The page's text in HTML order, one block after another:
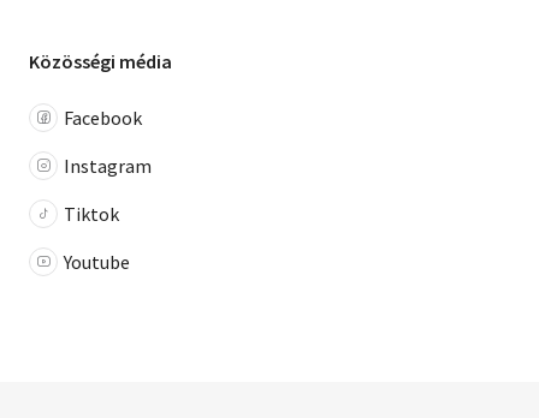
Közösségi média
Facebook
Instagram
Tiktok
Youtube